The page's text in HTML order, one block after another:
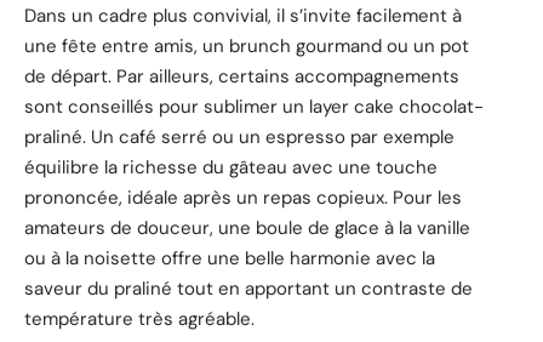
Dans un cadre plus convivial, il s’invite facilement à
une fête entre amis, un brunch gourmand ou un pot
de départ. Par ailleurs, certains accompagnements
sont conseillés pour sublimer un layer cake chocolat-
praliné. Un café serré ou un espresso par exemple
équilibre la richesse du gâteau avec une touche
prononcée, idéale après un repas copieux. Pour les
amateurs de douceur, une boule de glace à la vanille
ou à la noisette offre une belle harmonie avec la
saveur du praliné tout en apportant un contraste de
température très agréable.